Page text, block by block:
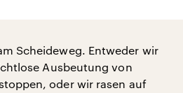
Scheideweg. Entweder wir
Ausbeutung von
oder wir rasen auf